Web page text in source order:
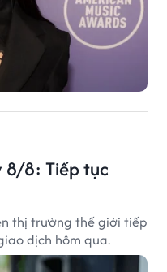
8/8: Tiếp tục
thị trường thế giới tiếp
dịch hôm qua.